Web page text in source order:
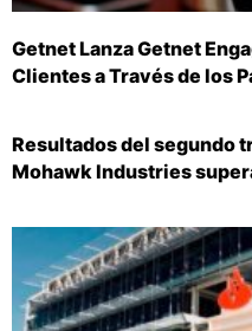
Getnet Lanza Getnet
Clientes a Través de los
Resultados del segundo
Mohawk Industries